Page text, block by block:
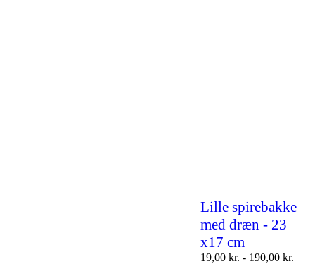
Lille spirebakke
med dræn - 23
x17 cm
19,00 kr. - 190,00 kr.